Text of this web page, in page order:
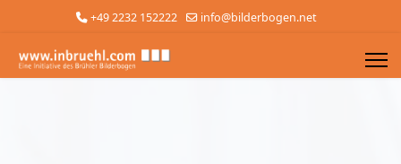
+49 2232 152222 info@bilderbogen.net